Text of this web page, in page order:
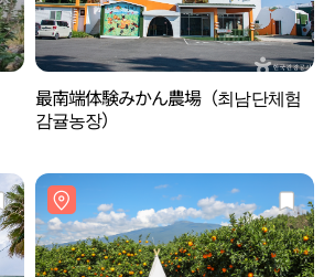
最南端体験みかん農場（최남단체험
감귤농장）